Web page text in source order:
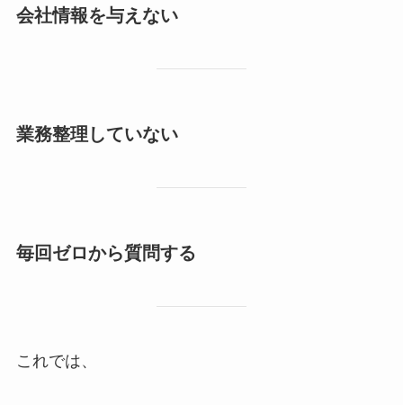
会社情報を与えない
業務整理していない
毎回ゼロから質問する
これでは、